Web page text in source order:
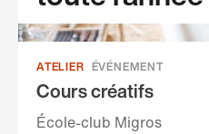
ATELIER ÉVÉNEMENT
Cours créatifs
École-club Migros